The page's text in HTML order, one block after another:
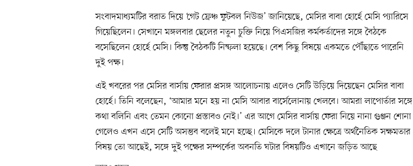
সংবাদমাধ্যমটির বরাত দিয়ে ‘গেট ফ্রেঞ্চ ফুটবল নিউজ’ জানিয়েছে, মেসির বাবা হোর্হে মেসি প্যারিসে
গিয়েছিলেন। সেখানে মঙ্গলবার ছেলের নতুন চুক্তি নিয়ে পিএসজির কর্মকর্তাদের সঙ্গে বৈঠকে
বসেছিলেন হোর্হে মেসি। কিন্তু বৈঠকটি নিষ্ফলা হয়েছে। বেশ কিছু বিষয়ে একমতে পৌঁছাতে পারেনি
দুই পক্ষ।
এই খবরের পর মেসির বার্সায় ফেরার প্রসঙ্গ আলোচনায় এলেও সেটি উড়িয়ে দিয়েছেন মেসির বাবা
হোর্হে। তিনি বলেছেন, ‘আমার মনে হয় না মেসি আবার বার্সেলোনায় খেলবে। আমরা লাপোর্তার সঙ্গে
কথা বলিনি এবং তেমন কোনো প্রস্তাবও নেই।’ এর আগে মেসির বার্সায় ফেরা নিয়ে নানা গুঞ্জন শোনা
গেলেও এখন এসে সেটি অসম্ভব বলেই মনে হচ্ছে। মেসিকে দলে টানার ক্ষেত্রে অর্থনৈতিক সক্ষমতার
বিষয় তো আছেই, সঙ্গে দুই পক্ষের সম্পর্কের অবনতি ঘটার বিষয়টিও এখানে জড়িত আছে